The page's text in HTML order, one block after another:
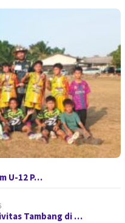
U-12 P…
Tambang di …